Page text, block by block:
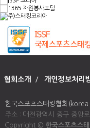
협회소개 / 개인정보처리
한국스포츠스태킹협회
주소 : 대전광역시 중구 중
Copyright © 한국스포츠스태